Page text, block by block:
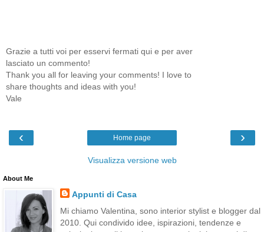
Grazie a tutti voi per esservi fermati qui e per aver
lasciato un commento!
Thank you all for leaving your comments! I love to
share thoughts and ideas with you!
Vale
‹ ›
Home page
Visualizza versione web
About Me
Appunti di Casa
Mi chiamo Valentina, sono interior stylist e blogger dal
2010. Qui condivido idee, ispirazioni, tendenze e